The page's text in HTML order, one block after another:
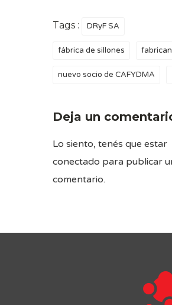
Tags : DRyF SA
fábrica de sillones
nuevo socio de CAFYDMA
Deja un
Lo siento, tenés que estar
conectado para publicar
comentario.